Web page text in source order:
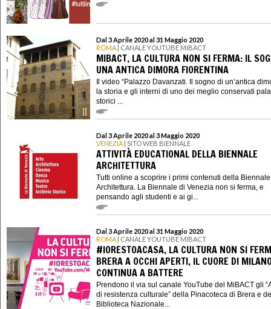
Dal 3 Aprile 2020 al 31 Maggio 2020
ROMA | CANALE YOUTUBE MIBACT
MIBACT, LA CULTURA NON SI FERMA: IL
UNA ANTICA DIMORA FIORENTINA
Il video “Palazzo Davanzati. Il sogno di un’antica
la storia e gli interni di uno dei meglio conservati
storici ...
Dal 3 Aprile 2020 al 3 Maggio 2020
VENEZIA | SITO WEB BIENNALE
ATTIVITÀ EDUCATIONAL DELLA BIENNALE
ARCHITETTURA
Tutti online a scoprire i primi contenuti della Biennale
Architettura. La Biennale di Venezia non si ferma, e
pensando agli studenti e ai gi...
Dal 3 Aprile 2020 al 31 Maggio 2020
ROMA | CANALE YOUTUBE MIBACT
#IORESTOACASA, LA CULTURA NON SI
BRERA A OCCHI APERTI, IL CUORE DI
CONTINUA A BATTERE
Prendono il via sul canale YouTube del MiBACT gli
di resistenza culturale” della Pinacoteca di Brera e
Biblioteca Nazionale...